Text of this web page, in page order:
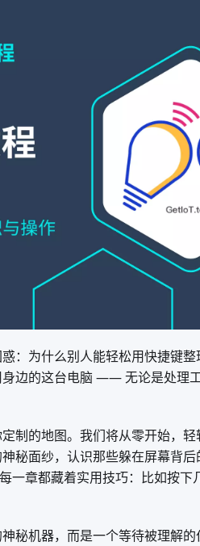
：为什么别人能轻松用快捷键
边的这台电脑 —— 无论是处理
制的地图。我们将从零开始，
秘面纱，认识那些躲在屏幕背
一章都藏着实用技巧：比如按下
秘机器，而是一个等待被理解